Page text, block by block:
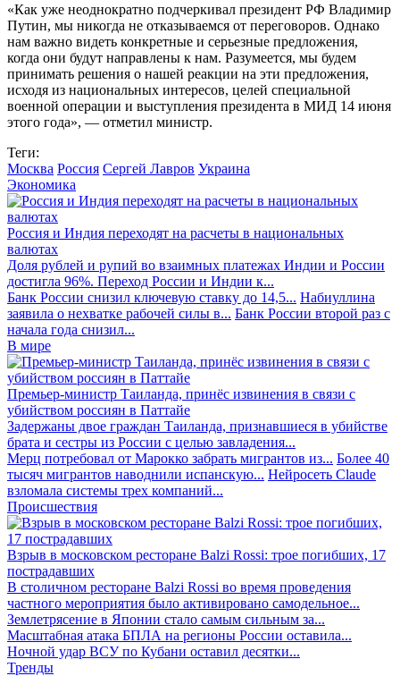
«Как уже неоднократно подчеркивал президент РФ Владимир
Путин, мы никогда не отказываемся от переговоров. Однако
нам важно видеть конкретные и серьезные предложения,
когда они будут направлены к нам. Разумеется, мы будем
принимать решения о нашей реакции на эти предложения,
исходя из национальных интересов, целей специальной
военной операции и выступления президента в МИД 14 июня
этого года», — отметил министр.
Теги:
Москва Россия Сергей Лавров Украина
Экономика
Россия и Индия переходят на расчеты в национальных
валютах
Доля рублей и рупий во взаимных платежах Индии и России
достигла 96%. Переход России и Индии к...
Банк России снизил ключевую ставку до 14,5... Набиуллина
заявила о нехватке рабочей силы в... Банк России второй раз с
начала года снизил...
В мире
Премьер-министр Таиланда, принёс извинения в связи с
убийством россиян в Паттайе
Задержаны двое граждан Таиланда, признавшиеся в убийстве
брата и сестры из России с целью завладения...
Мерц потребовал от Марокко забрать мигрантов из... Более 40
тысяч мигрантов наводнили испанскую... Нейросеть Claude
взломала системы трех компаний...
Происшествия
Взрыв в московском ресторане Balzi Rossi: трое погибших, 17
пострадавших
В столичном ресторане Balzi Rossi во время проведения
частного мероприятия было активировано самодельное...
Землетрясение в Японии стало самым сильным за...
Масштабная атака БПЛА на регионы России оставила...
Ночной удар ВСУ по Кубани оставил десятки...
Тренды